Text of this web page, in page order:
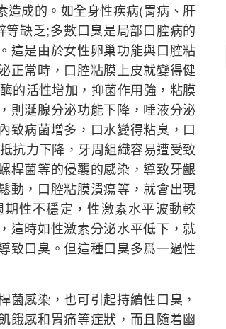
成的。如全身性疾病(胃病、肝
缺乏;多數口臭是局部口腔病的
這是由於女性卵巢功能與口腔粘
正常時，口腔粘膜上皮就變得健
的活性增加，抑菌作用強，粘膜
則涎腺分泌功能下降，唾液分泌
致病菌增多，口水變得粘臭，口
抗力下降，牙周組織容易遭受致
桿菌等的侵襲的感染，導致牙齦
動，口腔粘膜潰瘍等，就會出現
性不穩定，性激素水平波動較
這時如性激素分泌水平低下，就
致口臭。但這種口臭多爲一過性
感染，也可引起持續性口臭，
餓感和胃痛等症狀，而且隨着幽